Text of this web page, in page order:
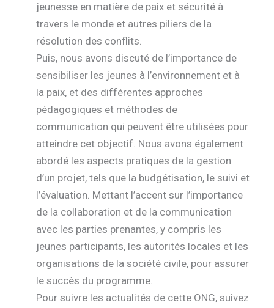
jeunesse en matière de paix et sécurité à
travers le monde et autres piliers de la
résolution des conflits.
Puis, nous avons discuté de l’importance de
sensibiliser les jeunes à l’environnement et à
la paix, et des différentes approches
pédagogiques et méthodes de
communication qui peuvent être utilisées pour
atteindre cet objectif. Nous avons également
abordé les aspects pratiques de la gestion
d’un projet, tels que la budgétisation, le suivi et
l’évaluation. Mettant l’accent sur l’importance
de la collaboration et de la communication
avec les parties prenantes, y compris les
jeunes participants, les autorités locales et les
organisations de la société civile, pour assurer
le succès du programme.
Pour suivre les actualités de cette ONG, suivez